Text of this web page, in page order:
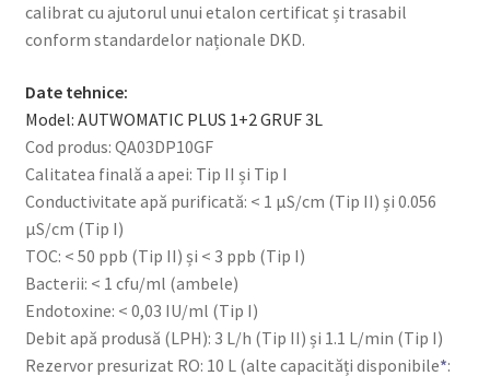
calibrat cu ajutorul unui etalon certificat și trasabil
conform standardelor naționale DKD.
Date tehnice:
Model: AUTWOMATIC PLUS 1+2 GRUF 3L
Cod produs: QA03DP10GF
Calitatea finală a apei: Tip II și Tip I
Conductivitate apă purificată: < 1 μS/cm (Tip II) și 0.056
μS/cm (Tip I)
TOC: < 50 ppb (Tip II) și < 3 ppb (Tip I)
Bacterii: < 1 cfu/ml (ambele)
Endotoxine: < 0,03 IU/ml (Tip I)
Debit apă produsă (LPH): 3 L/h (Tip II) și 1.1 L/min (Tip I)
Rezervor presurizat RO: 10 L (alte capacități disponibile*: